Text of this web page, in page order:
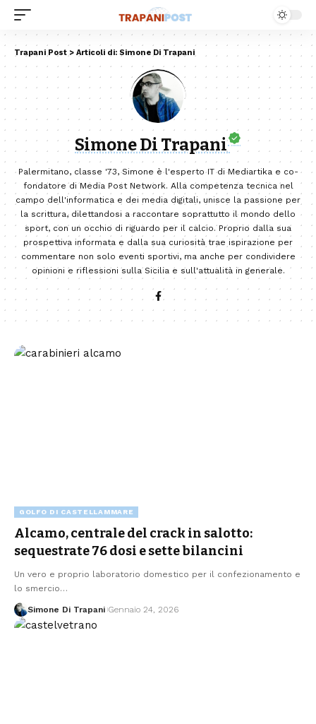
Trapani Post > Articoli di: Simone Di Trapani
Simone Di Trapani
Palermitano, classe '73, Simone è l'esperto IT di Mediartika e co-
fondatore di Media Post Network. Alla competenza tecnica nel
campo dell'informatica e dei media digitali, unisce la passione per
la scrittura, dilettandosi a raccontare soprattutto il mondo dello
sport, con un occhio di riguardo per il calcio. Proprio dalla sua
prospettiva informata e dalla sua curiosità trae ispirazione per
commentare non solo eventi sportivi, ma anche per condividere
opinioni e riflessioni sulla Sicilia e sull'attualità in generale.
GOLFO DI CASTELLAMMARE
Alcamo, centrale del crack in salotto:
sequestrate 76 dosi e sette bilancini
Un vero e proprio laboratorio domestico per il confezionamento e
lo smercio…
Simone Di Trapani Gennaio 24, 2026